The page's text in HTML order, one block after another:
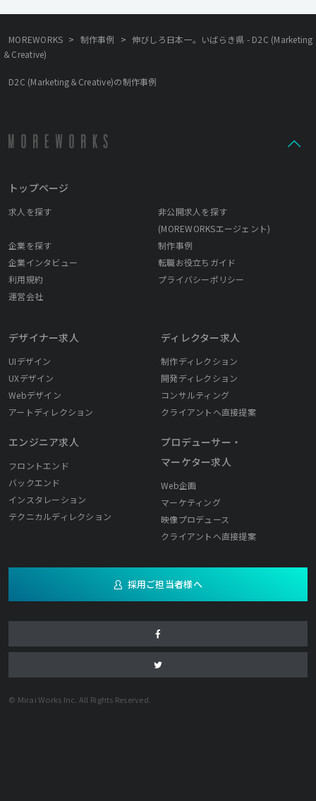
MOREWORKS > 制作事例 > 伸びしろ日本一。いばらき県 - D2C (Marketing
＆Creative)
D2C (Marketing＆Creative)の制作事例
トップページ
求人を探す
非公開求人を探す
(MOREWORKSエージェント)
企業を探す
制作事例
企業インタビュー
転職お役立ちガイド
利用規約
プライバシーポリシー
運営会社
デザイナー求人
UIデザイン
UXデザイン
Webデザイン
アートディレクション
エンジニア求人
フロントエンド
バックエンド
インスタレーション
テクニカルディレクション
ディレクター求人
制作ディレクション
開発ディレクション
コンサルティング
クライアントへ直接提案
プロデューサー・
マーケター求人
Web企画
マーケティング
映像プロデュース
クライアントへ直接提案
採用ご担当者様へ
© Mirai Works Inc. All Rights Reserved.